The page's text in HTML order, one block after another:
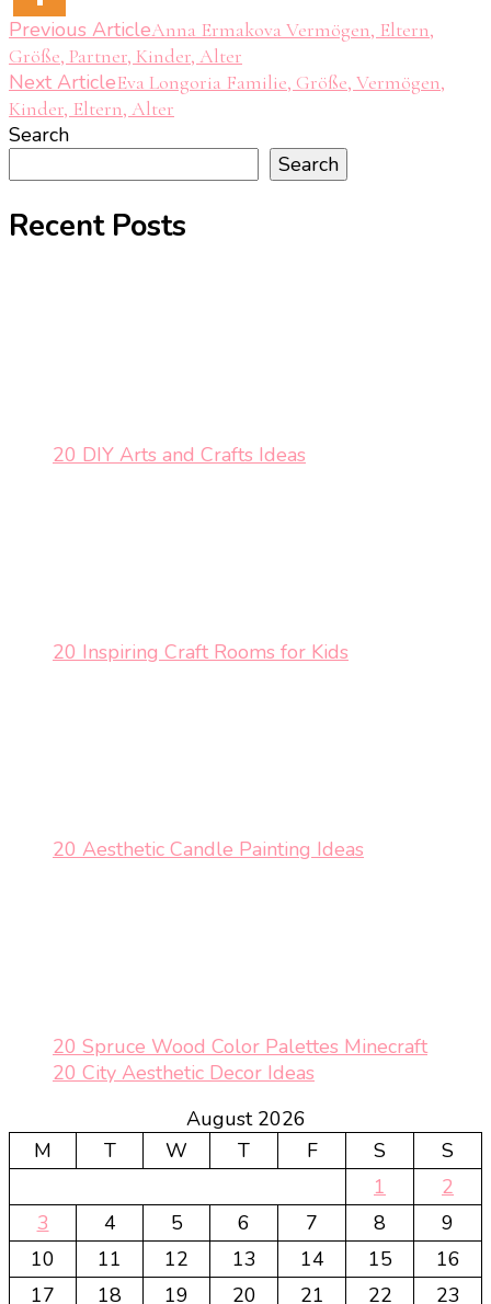
Post
Navigation
Previous ArticleAnna Ermakova Vermögen, Eltern,
Größe, Partner, Kinder, Alter
Next ArticleEva Longoria Familie, Größe, Vermögen,
Kinder, Eltern, Alter
Search
Search
Recent Posts
20 DIY Arts and Crafts Ideas
20 Inspiring Craft Rooms for Kids
20 Aesthetic Candle Painting Ideas
20 Spruce Wood Color Palettes Minecraft
20 City Aesthetic Decor Ideas
August 2026
M
T W T F S
S
1
2
3
4 5 6 7 8
9
10
11 12 13 14 15
16
17
18 19 20 21 22
23